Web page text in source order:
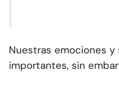
Nuestras emociones
importantes, sin